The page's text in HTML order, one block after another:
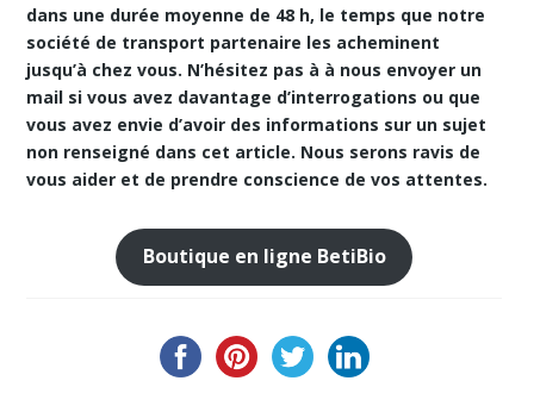
dans une durée moyenne de 48 h, le temps que notre
société de transport partenaire les acheminent
jusqu’à chez vous. N’hésitez pas à à nous envoyer un
mail si vous avez davantage d’interrogations ou que
vous avez envie d’avoir des informations sur un sujet
non renseigné dans cet article. Nous serons ravis de
vous aider et de prendre conscience de vos attentes.
Boutique en ligne BetiBio